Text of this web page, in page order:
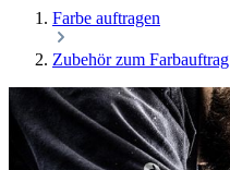
Farbe auftragen
Zubehör zum Farbauftrag